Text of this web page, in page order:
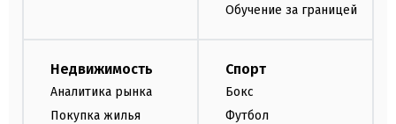
Обучение за границей
Недвижимость
Аналитика рынка
Покупка жилья
Спорт
Бокс
Футбол